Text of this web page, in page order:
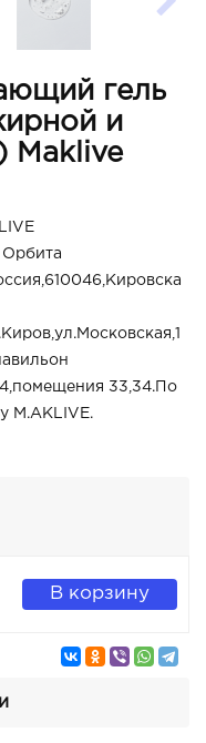
гель
и
Maklive
33,34.По
M.AKLIVE.
В корзину